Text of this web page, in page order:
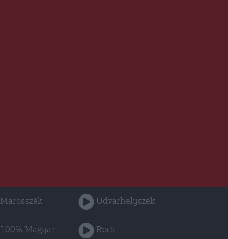
Marosszék Udvarhelyszék
100% Magyar Rock